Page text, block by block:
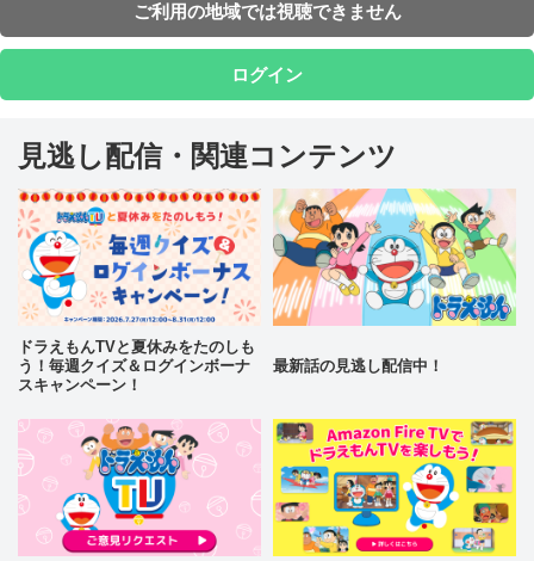
ご利用の地域では視聴できません
ログイン
見逃し配信・関連コンテンツ
ドラえもんTVと夏休みをたのしも
う！毎週クイズ＆ログインボーナ
スキャンペーン！
最新話の見逃し配信中！